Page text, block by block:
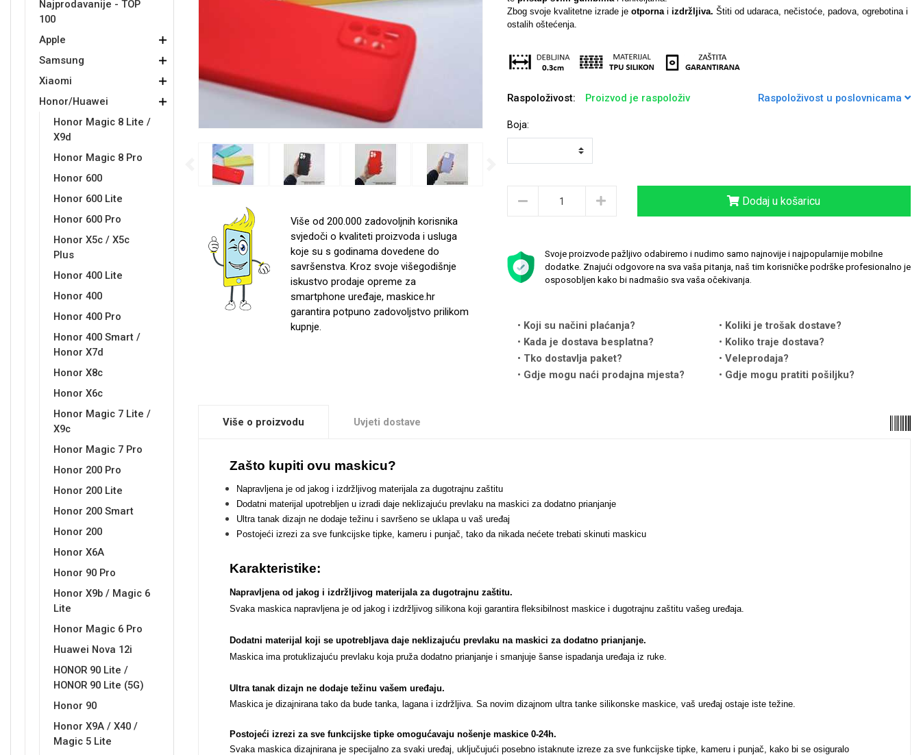
Najprodavanije - TOP
100
Apple
Samsung
Xiaomi
Honor/Huawei
Honor Magic 8 Lite /
X9d
Honor Magic 8 Pro
Honor 600
Honor 600 Lite
Honor 600 Pro
Honor X5c / X5c
Plus
Honor 400 Lite
Honor 400
Honor 400 Pro
Honor 400 Smart /
Honor X7d
Honor X8c
Honor X6c
Honor Magic 7 Lite /
X9c
Honor Magic 7 Pro
Honor 200 Pro
Honor 200 Lite
Honor 200 Smart
Honor 200
Honor X6A
Honor 90 Pro
Honor X9b / Magic 6
Lite
Honor Magic 6 Pro
Huawei Nova 12i
HONOR 90 Lite /
HONOR 90 Lite (5G)
Honor 90
Honor X9A / X40 /
Magic 5 Lite
Previous
Više od 200.000 zadovoljnih korisnika
svjedoči o kvaliteti proizvoda i usluga
koje su s godinama dovedene do
savršenstva. Kroz svoje višegodišnje
iskustvo prodaje opreme za
smartphone uređaje, maskice.hr
garantira potpuno zadovoljstvo prilikom
kupnje.
Zbog svoje kvalitetne izrade je otpornai izdržljiva. Štiti od udaraca, nečistoće, padova, ogrebotina i
ostalih oštećenja.
Raspoloživost: Proizvod je raspoloživ Raspoloživost u poslovnicama
Boja:
Dodaj u košaricu
Svoje proizvode pažljivo odabiremo i nudimo samo najnovije i najpopularnije mobilne
dodatke. Znajući odgovore na sva vaša pitanja, naš tim korisničke podrške profesionalno je
osposobljen kako bi nadmašio sva vaša očekivanja.
Koji su načini plaćanja?
Koliki je trošak dostave?
Kada je dostava besplatna?
Koliko traje dostava?
Tko dostavlja paket?
Veleprodaja?
Gdje mogu naći prodajna mjesta?
Gdje mogu pratiti pošiljku?
Više o proizvodu Uvjeti dostave
Zašto kupiti ovu maskicu?
Napravljena je od jakog i izdržljivog materijala za dugotrajnu zaštitu
Dodatni materijal upotrebljen u izradi daje neklizajuću prevlaku na maskici za dodatno prianjanje
Ultra tanak dizajn ne dodaje težinu i savršeno se uklapa u vaš uređaj
Postojeći izrezi za sve funkcijske tipke, kameru i punjač, tako da nikada nećete trebati skinuti maskicu
Karakteristike:
Napravljena od jakog i izdržljivog materijala za dugotrajnu zaštitu.
Svaka maskica napravljena je od jakog i izdržljivog silikona koji garantira fleksibilnost maskice i dugotrajnu zaštitu vašeg uređaja.
Dodatni materijal koji se upotrebljava daje neklizajuću prevlaku na maskici za dodatno prianjanje.
Maskica ima protuklizajuću prevlaku koja pruža dodatno prianjanje i smanjuje šanse ispadanja uređaja iz ruke.
Ultra tanak dizajn ne dodaje težinu vašem uređaju.
Maskica je dizajnirana tako da bude tanka, lagana i izdržljiva. Sa novim dizajnom ultra tanke silikonske maskice, vaš uređaj ostaje iste težine.
Postojeći izrezi za sve funkcijske tipke omogućavaju nošenje maskice 0-24h.
Svaka maskica dizajnirana je specijalno za svaki uređaj, uključujući posebno istaknute izreze za sve funkcijske tipke, kameru i punjač, kako bi se osiguralo
Babe
Najprodavanije - TOP 100
Gym Unicorn kolekcija
Životinjsko carstvo Takeoff
Love motivi I Need Some Space
Samsung
Spigen maskice
Univerzalno kaljeno staklo
Univerzalne futrole i
maskice
Preklopne maskice
Samsung
LCD Tablet
Držači za romobil
USB kablovi
Adapteri za mobitel
FM Transmitteri